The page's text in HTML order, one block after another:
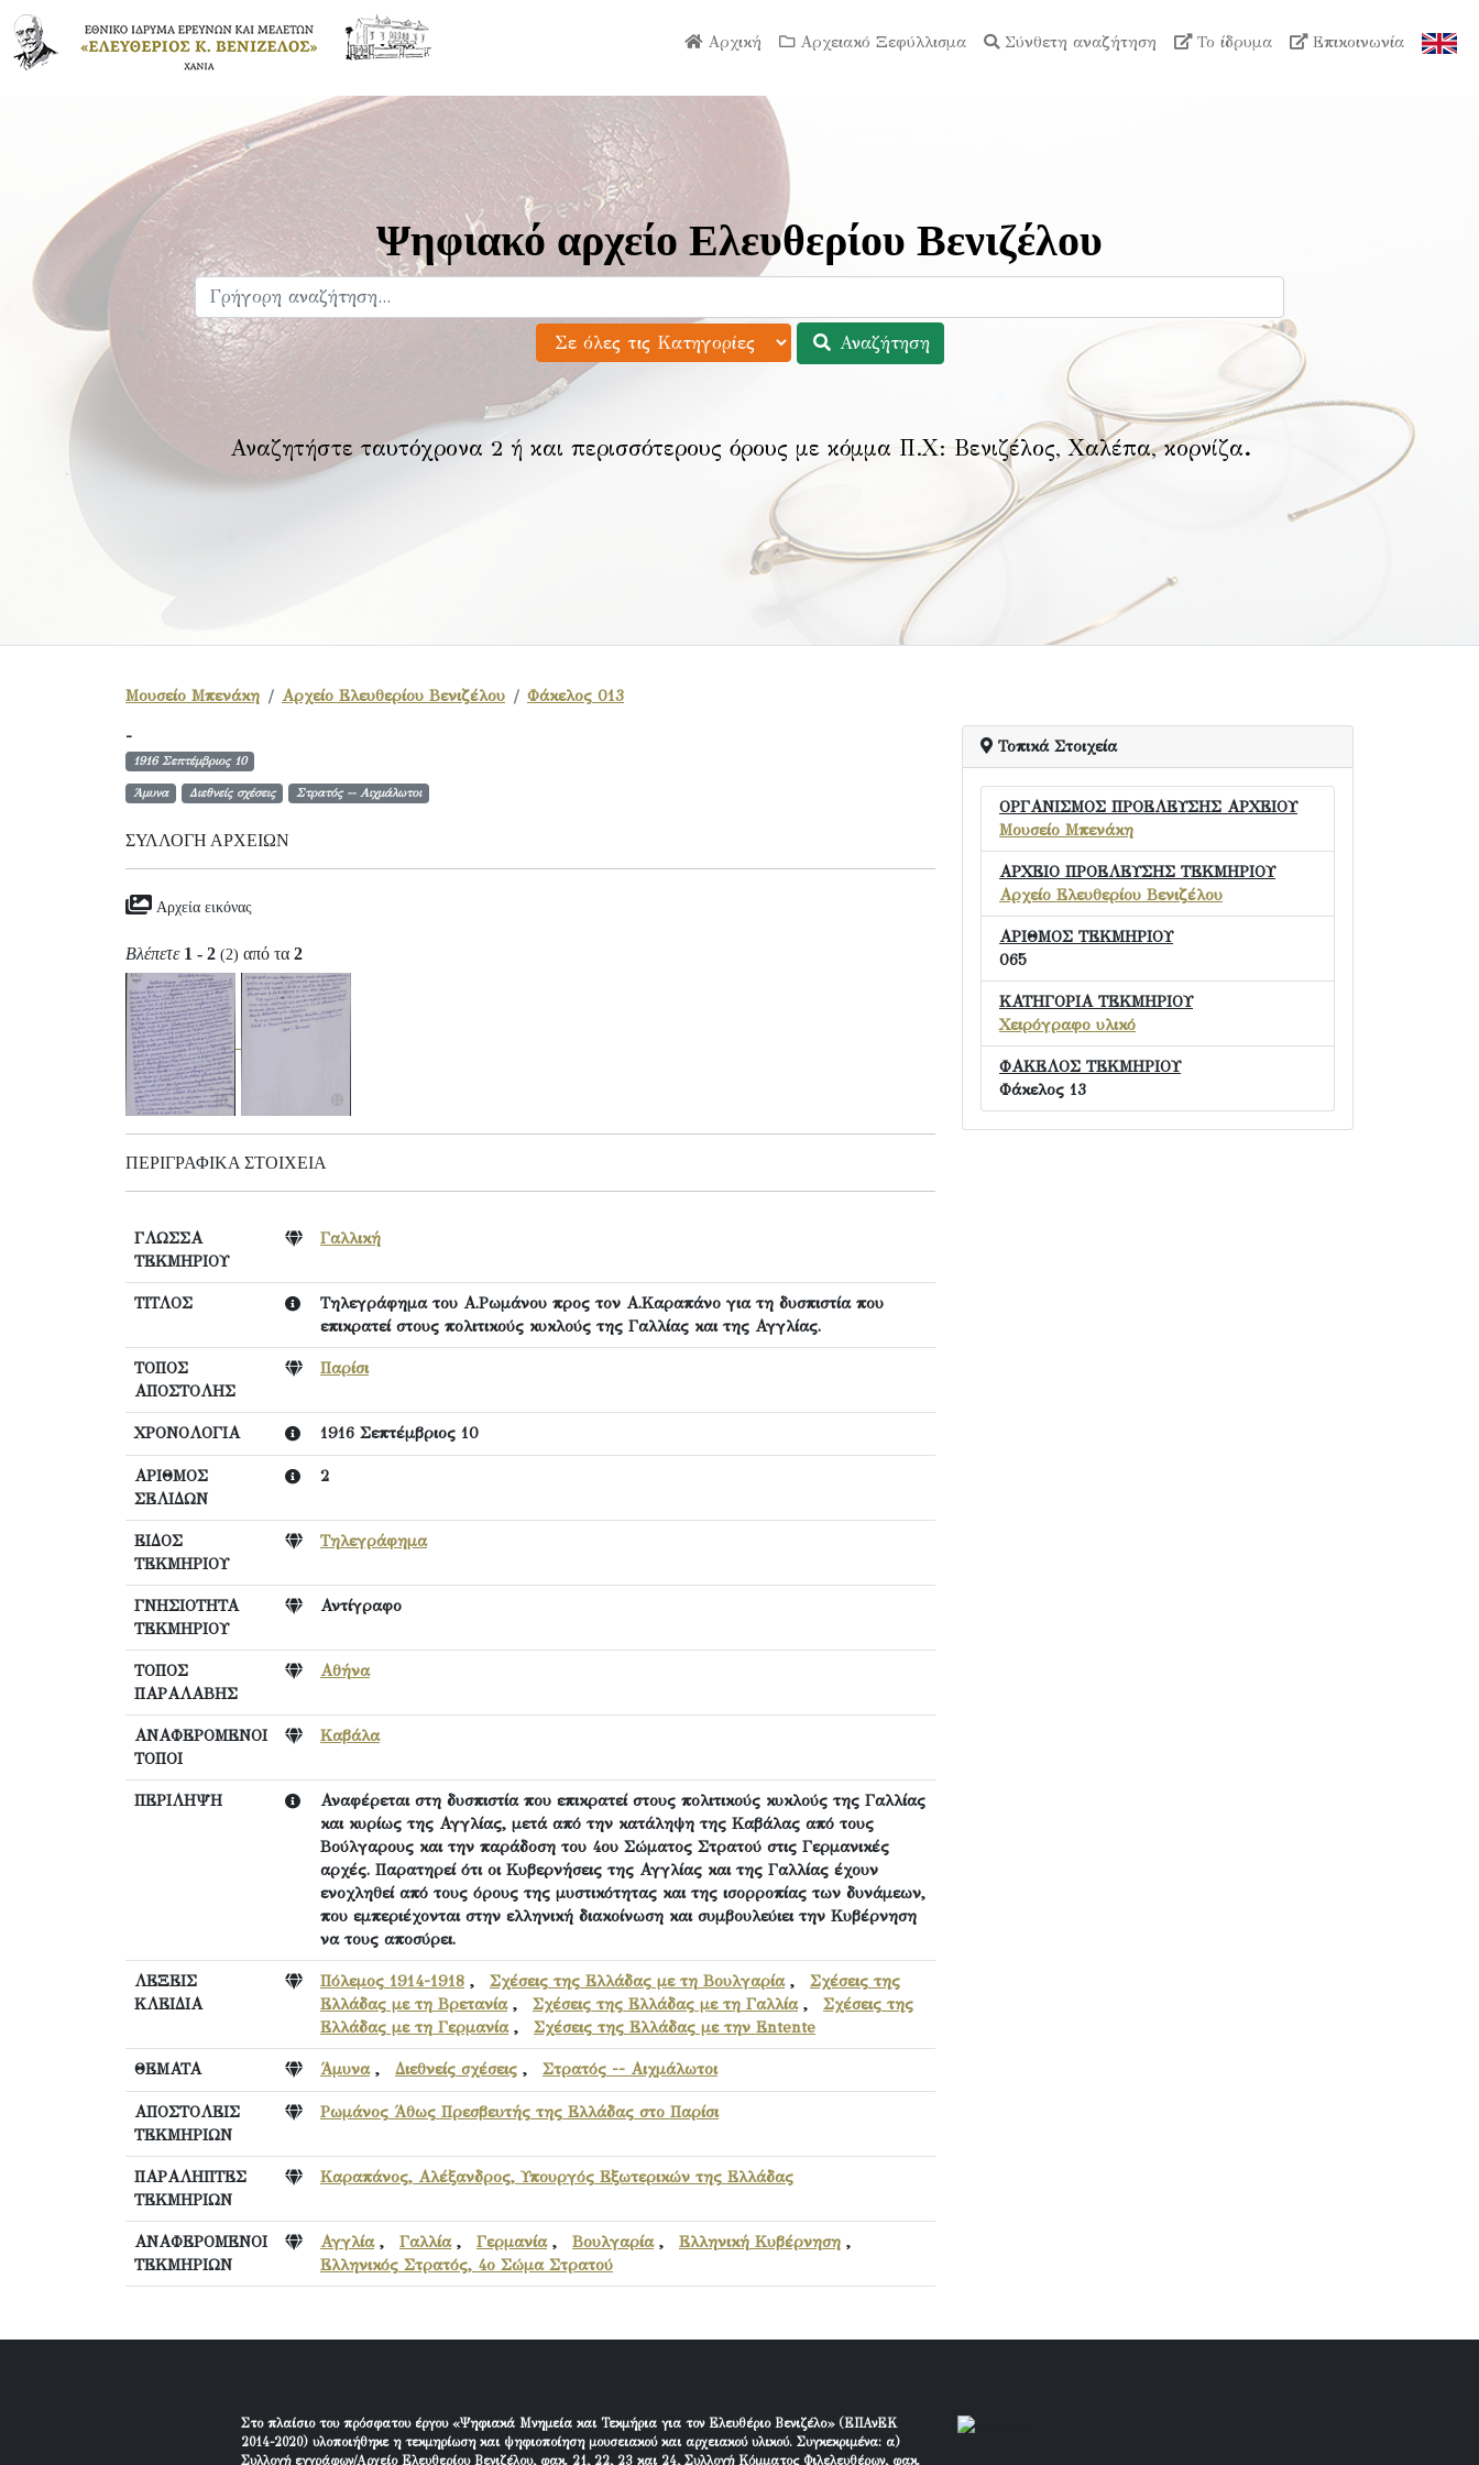
Αρχική Αρχειακό Ξεφύλλισμα Σύνθετη αναζήτηση Το ίδρυμα Επικοινωνία
Ψηφιακό αρχείο Ελευθερίου Βενιζέλου
Αναζήτηση
Αναζητήστε ταυτόχρονα 2 ή και περισσότερους όρους με κόμμα Π.Χ: Βενιζέλος, Χαλέπα, κορνίζα.
Μουσείο Μπενάκη Αρχείο Ελευθερίου Βενιζέλου Φάκελος 013
-
1916 Σεπτέμβριος 10
Άμυνα Διεθνείς σχέσεις Στρατός -- Αιχμάλωτοι
ΣΥΛΛΟΓΉ ΑΡΧΕΊΩΝ
Αρχεία εικόνας
Βλέπετε 1 - 2 (2) από τα 2
ΠΕΡΙΓΡΑΦΙΚΆ ΣΤΟΙΧΕΊΑ
ΓΛΩΣΣΑ
ΤΕΚΜΗΡΙΟΥ
Γαλλική
ΤΙΤΛΟΣ
Τηλεγράφημα του Α.Ρωμάνου προς τον Α.Καραπάνο για τη δυσπιστία που
επικρατεί στους πολιτικούς κυκλούς της Γαλλίας και της Αγγλίας.
ΤΟΠΟΣ
ΑΠΟΣΤΟΛΗΣ
Παρίσι
ΧΡΟΝΟΛΟΓΙΑ 1916 Σεπτέμβριος 10
ΑΡΙΘΜΟΣ
ΣΕΛΙΔΩΝ
2
ΕΙΔΟΣ
ΤΕΚΜΗΡΙΟΥ
Τηλεγράφημα
ΓΝΗΣΙΟΤΗΤΑ
ΤΕΚΜΗΡΙΟΥ
Αντίγραφο
ΤΟΠΟΣ
ΠΑΡΑΛΑΒΗΣ
Αθήνα
ΑΝΑΦΕΡΟΜΕΝΟΙ
ΤΟΠΟΙ
Καβάλα
ΠΕΡΙΛΗΨΗ
Αναφέρεται στη δυσπιστία που επικρατεί στους πολιτικούς κυκλούς της Γαλλίας
και κυρίως της Αγγλίας, μετά από την κατάληψη της Καβάλας από τους
Βούλγαρους και την παράδοση του 4ου Σώματος Στρατού στις Γερμανικές
αρχές. Παρατηρεί ότι οι Κυβερνήσεις της Αγγλίας και της Γαλλίας έχουν
ενοχληθεί από τους όρους της μυστικότητας και της ισορροπίας των δυνάμεων,
που εμπεριέχονται στην ελληνική διακοίνωση και συμβουλεύιει την Κυβέρνηση
να τους αποσύρει.
ΛΕΞΕΙΣ
ΚΛΕΙΔΙΑ
Πόλεμος 1914-1918 , Σχέσεις της Ελλάδας με τη Βουλγαρία, Σχέσεις της
Ελλάδας με τη Βρετανία, Σχέσεις της Ελλάδας με τη Γαλλία, Σχέσεις της
Ελλάδας με τη Γερμανία, Σχέσεις της Ελλάδας με την Entente
ΘΕΜΑΤΑ Άμυνα, Διεθνείς σχέσεις , Στρατός -- Αιχμάλωτοι
ΑΠΟΣΤΟΛΕΙΣ
ΤΕΚΜΗΡΙΩΝ
Ρωμάνος Άθως Πρεσβευτής της Ελλάδας στο Παρίσι
ΠΑΡΑΛΗΠΤΕΣ
ΤΕΚΜΗΡΙΩΝ
Καραπάνος, Αλέξανδρος, Υπουργός Εξωτερικών της Ελλάδας
ΑΝΑΦΕΡΟΜΕΝΟΙ
ΤΕΚΜΗΡΙΩΝ
Αγγλία, Γαλλία, Γερμανία, Βουλγαρία, Ελληνική Κυβέρνηση ,
Ελληνικός Στρατός, 4ο Σώμα Στρατού
Τοπικά Στοιχεία
ΟΡΓΑΝΙΣΜΟΣ ΠΡΟΕΛΕΥΣΗΣ ΑΡΧΕΙΟΥ
Μουσείο Μπενάκη
ΑΡΧΕΙΟ ΠΡΟΕΛΕΥΣΗΣ ΤΕΚΜΗΡΙΟΥ
Αρχείο Ελευθερίου Βενιζέλου
ΑΡΙΘΜΟΣ ΤΕΚΜΗΡΙΟΥ
065
ΚΑΤΗΓΟΡΙΑ ΤΕΚΜΗΡΙΟΥ
Χειρόγραφο υλικό
ΦΑΚΕΛΟΣ ΤΕΚΜΗΡΙΟΥ
Φάκελος 13
Στο πλαίσιο του πρόσφατου έργου «Ψηφιακά Μνημεία και Τεκμήρια για τον Ελευθέριο Βενιζέλο» (ΕΠΑνΕΚ
2014-2020) υλοποιήθηκε η τεκμηρίωση και ψηφιοποίηση μουσειακού και αρχειακού υλικού. Συγκεκριμένα: α)
Συλλογή εγγράφων/Αρχείο Ελευθερίου Βενιζέλου, φακ. 21, 22, 23 και 24, Συλλογή Κόμματος Φιλελευθέρων, φακ.